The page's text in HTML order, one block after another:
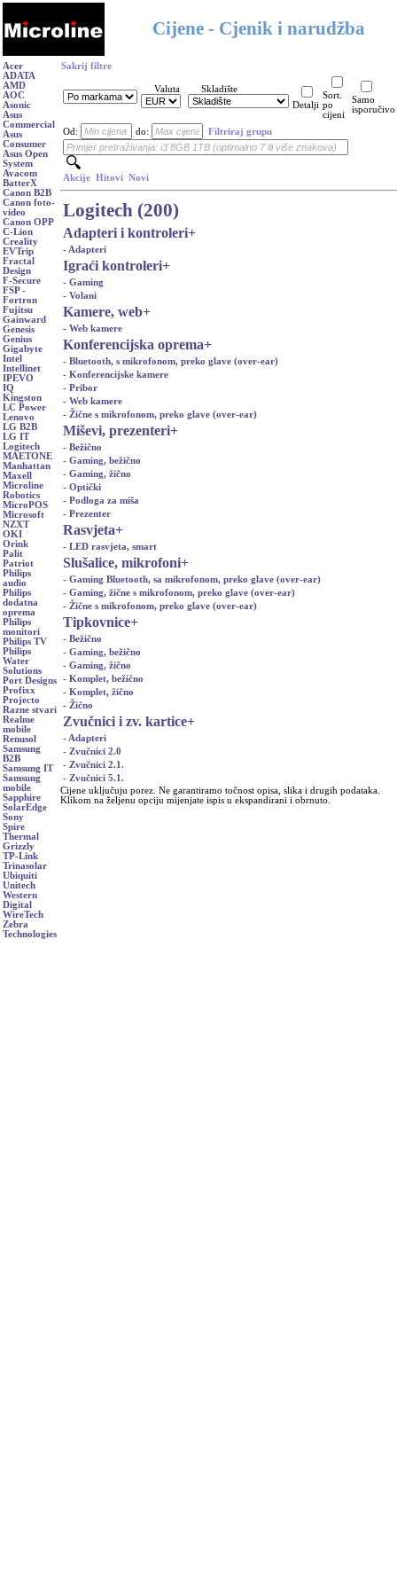
Cijene - Cjenik i narudžba
Acer
ADATA
AMD
AOC
Asonic
Asus
Commercial
Asus
Consumer
Asus Open
System
Avacom
BatterX
Canon B2B
Canon foto-
video
Canon OPP
C-Lion
Creality
EVTrip
Fractal
Design
F-Secure
FSP -
Fortron
Fujitsu
Gainward
Genesis
Genius
Gigabyte
Intel
Intellinet
IPEVO
IQ
Kingston
LC Power
Lenovo
LG B2B
LG IT
Logitech
MAETONE
Manhattan
Maxell
Microline
Robotics
MicroPOS
Microsoft
NZXT
OKI
Orink
Palit
Patriot
Philips
audio
Philips
dodatna
oprema
Philips
monitori
Philips TV
Philips
Water
Solutions
Port Designs
Profixx
Projecto
Razne stvari
Realme
mobile
Renusol
Samsung
B2B
Samsung IT
Samsung
mobile
Sapphire
SolarEdge
Sony
Spire
Thermal
Grizzly
TP-Link
Trinasolar
Ubiquiti
Unitech
Western
Digital
WireTech
Zebra
Technologies
Sakrij filtre
Valuta
Skladište
Detalji
Sort.
po
cijeni
Samo
isporučivo
Od: do: Filtriraj grupu
Akcije Hitovi Novi
Logitech (200)
Adapteri i kontroleri+
- Adapteri
Igraći kontroleri+
- Gaming
- Volani
Kamere, web+
- Web kamere
Konferencijska oprema+
- Bluetooth, s mikrofonom, preko glave (over-ear)
- Konferencijske kamere
- Pribor
- Web kamere
- Žične s mikrofonom, preko glave (over-ear)
Miševi, prezenteri+
- Bežično
- Gaming, bežično
- Gaming, žično
- Optički
- Podloga za miša
- Prezenter
Rasvjeta+
- LED rasvjeta, smart
Slušalice, mikrofoni+
- Gaming Bluetooth, sa mikrofonom, preko glave (over-ear)
- Gaming, žične s mikrofonom, preko glave (over-ear)
- Žične s mikrofonom, preko glave (over-ear)
Tipkovnice+
- Bežično
- Gaming, bežično
- Gaming, žično
- Komplet, bežično
- Komplet, žično
- Žično
Zvučnici i zv. kartice+
- Adapteri
- Zvučnici 2.0
- Zvučnici 2.1.
- Zvučnici 5.1.
Cijene uključuju porez. Ne garantiramo točnost opisa, slika i drugih podataka.
Klikom na željenu opciju mijenjate ispis u ekspandirani i obrnuto.